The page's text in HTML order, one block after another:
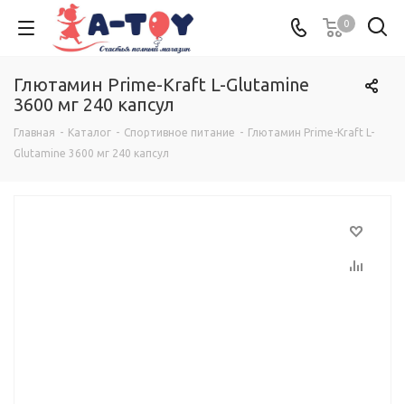
0
Глютамин Prime-Kraft L-Glutamine
3600 мг 240 капсул
Главная - Каталог - Спортивное питание - Глютамин Prime-Kraft L-
Glutamine 3600 мг 240 капсул